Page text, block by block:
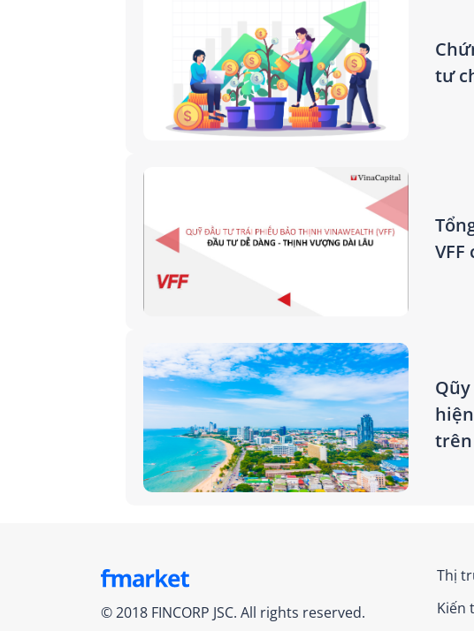
tư
VFF
© 2018 FINCORP JSC. All rights reserved.
Thị
Kiến